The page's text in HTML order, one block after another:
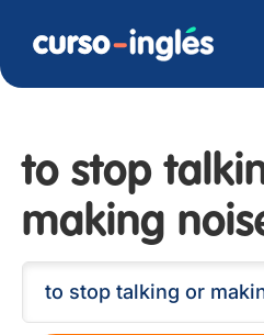
to stop
making